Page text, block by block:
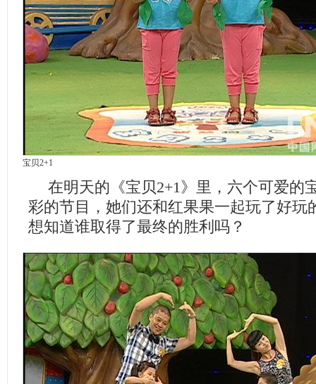
宝贝2+1
在明天的《宝贝2+1》里，六个可爱的
彩的节目，她们还和红果果一起玩了好玩
想知道谁取得了最终的胜利吗？